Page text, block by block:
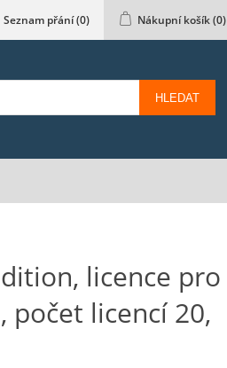
Seznam přání(0) Nákupní košík(0)
HLEDAT
licence pro
počet licencí 20,